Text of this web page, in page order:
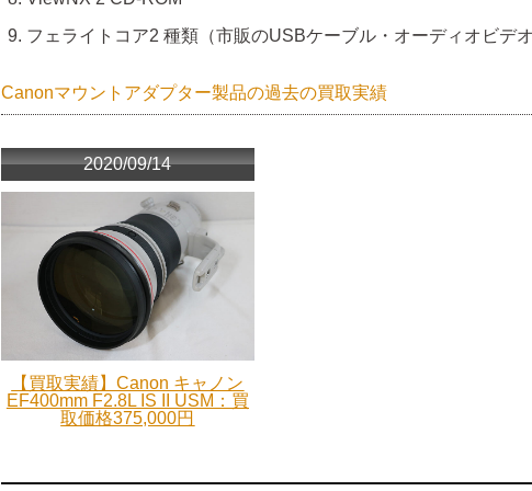
フェライトコア2 種類（市販のUSBケーブル・オーディオビデオ
Canonマウントアダプター製品の過去の買取実績
2020/09/14
【買取実績】Canon キャノン
EF400mm F2.8L IS II USM：買
取価格375,000円